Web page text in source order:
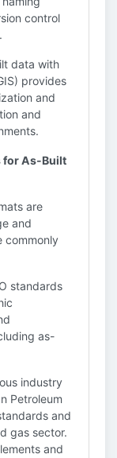
control
data with
provides
and
and
for As-Built
are
and
commonly
standards
as-
industry
Petroleum
and
gas sector.
and